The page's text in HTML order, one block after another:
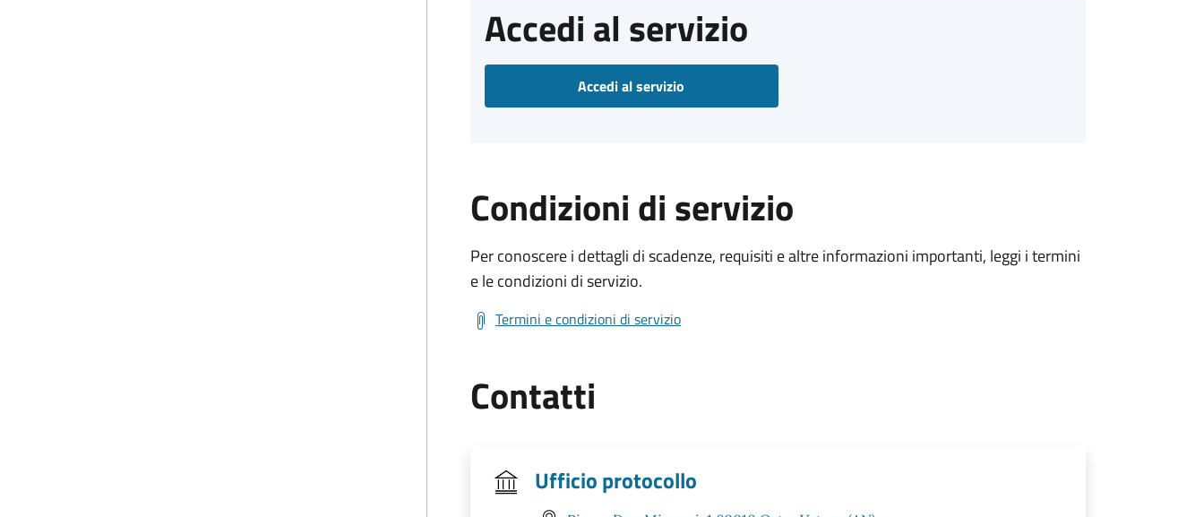
Accedi al servizio
Accedi al servizio
Condizioni di servizio
Per conoscere i dettagli di scadenze, requisiti e altre informazioni importanti, leggi i termini
e le condizioni di servizio.
Termini e condizioni di servizio
Contatti
Ufficio protocollo